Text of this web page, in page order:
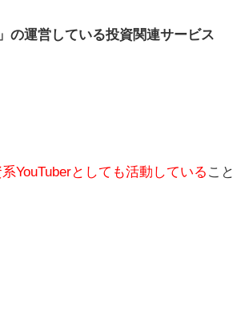
の運営している投資関連サービス
YouTuberとしても活動している こと